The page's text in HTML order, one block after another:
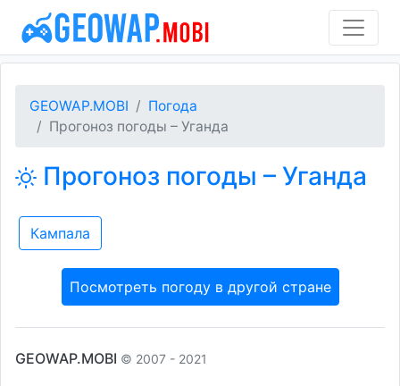
GEOWAP.MOBI
Погода
Прогоноз погоды – Уганда
Прогоноз погоды – Уганда
Кампала
Посмотреть погоду в другой стране
GEOWAP.MOBI © 2007 - 2021